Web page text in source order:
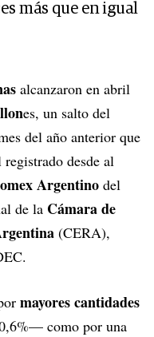
más que en igual
alcanzaron en abril
es, un salto del
del año anterior que
desde al
Argentino del
de la Cámara de
(CERA),
mayores cantidades
como por una